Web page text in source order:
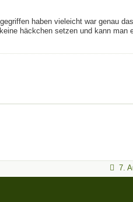
haben vieleicht war genau
häckchen setzen und kann man
7.